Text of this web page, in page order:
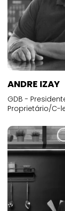
ANDRE IZAY
GDB -
Proprietário/C-